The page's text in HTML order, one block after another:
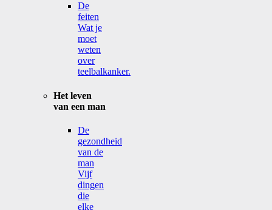
De
feiten
Wat je
moet
weten
over
teelbalkanker.
Het leven
van een man
De
gezondheid
van de
man
Vijf
dingen
die
elke